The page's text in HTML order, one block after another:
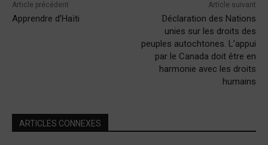
Article précédent
Apprendre d’Haïti
Article suivant
Déclaration des Nations
unies sur les droits des
peuples autochtones. L’appui
par le Canada doit être en
harmonie avec les droits
humains
ARTICLES CONNEXES